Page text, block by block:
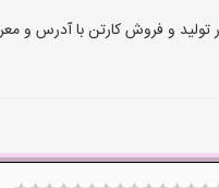
تولید و فروش کارتن با آدرس و